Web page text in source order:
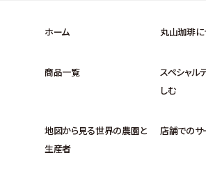
ホーム 丸山珈琲に
商品一覧
スペシャル
しむ
地図から見る世界の農園と
生産者
店舗でのサ